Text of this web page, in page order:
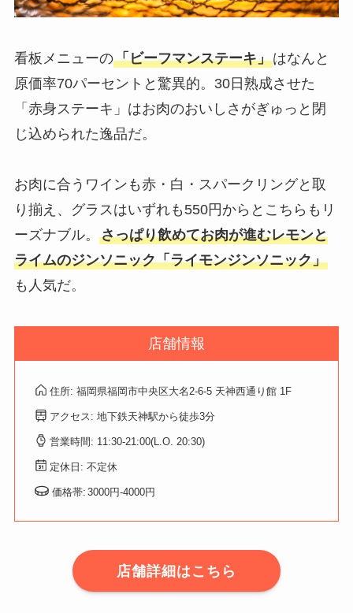
看板メニューの「ビーフマンステーキ」はなんと
原価率70パーセントと驚異的。30日熟成させた
「赤身ステーキ」はお肉のおいしさがぎゅっと閉
じ込められた逸品だ。
お肉に合うワインも赤・白・スパークリングと取
り揃え、グラスはいずれも550円からとこちらもリ
ーズナブル。 さっぱり飲めてお肉が進むレモンと
ライムのジンソニック「ライモンジンソニック」
も人気だ。
店舗情報
住所: 福岡県福岡市中央区大名2-6-5 天神西通り館 1F
アクセス: 地下鉄天神駅から徒歩3分
営業時間: 11:30-21:00(L.O. 20:30)
定休日: 不定休
価格帯: 3000円-4000円
店舗詳細はこちら